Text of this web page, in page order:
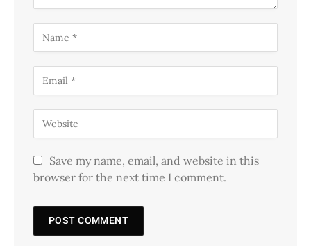
Save my name, email, and website in this
browser for the next time I comment.